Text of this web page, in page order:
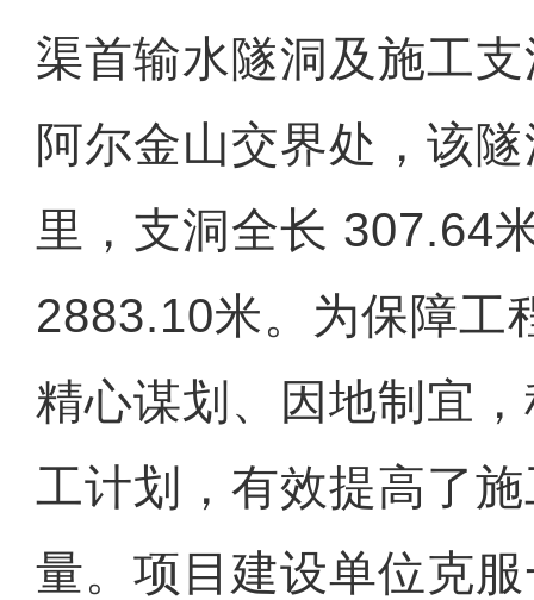
渠首输水隧洞及施工
阿尔金山交界处，该
里，支洞全长 307.64
2883.10米。为保障工
精心谋划、因地制宜
工计划，有效提高了
量。项目建设单位克